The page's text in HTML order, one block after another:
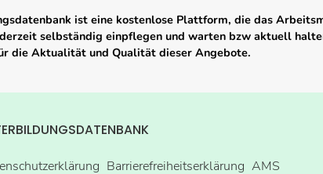
ist eine kostenlose Plattform, die das
selbständig einpflegen und warten bzw aktuell
die Aktualität und Qualität dieser Angebote.
Barrierefreiheitserklärung AMS